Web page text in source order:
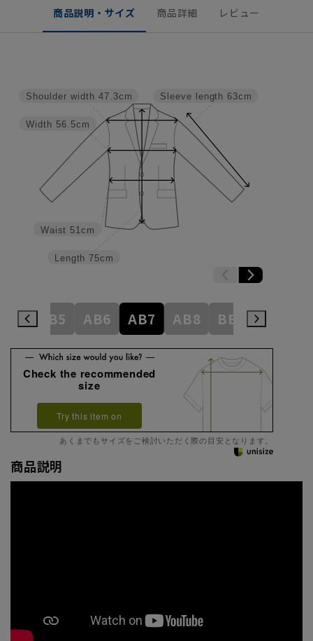
商品説明・サイズ 商品詳細 レビュー
Sleeve length 63cm
Length 75cm
Waist 51cm
Width 56.5cm
Shoulder width 47.3cm
AB5 AB6 AB7 AB8 BE3 BE4
Check the recommended
size
Try this item on
あくまでもサイズをご検討いただく際の目安となります。
商品説明